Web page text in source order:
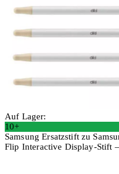
Auf Lager:
10+
Samsung Ersatzstift zu
Flip Interactive Display-Stift